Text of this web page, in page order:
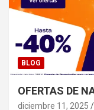
BLOG
OFERTAS DE
diciembre 11, 2025